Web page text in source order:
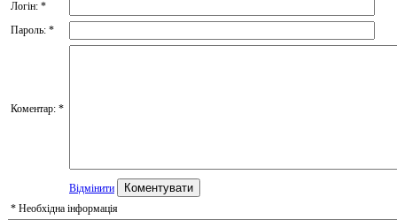
Логін: *
Пароль: *
Коментар: *
Відмінити
* Необхідна інформація